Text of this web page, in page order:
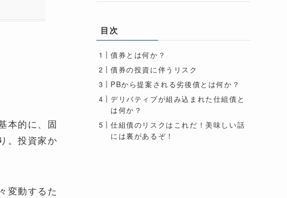
本的に、固
。投資家か
変動するた
目次
債券とは何か？
債券の投資に伴うリスク
PBから提案される劣後債とは何か？
デリバティブが組み込まれた仕組債と
は何か？
仕組債のリスクはこれだ！美味しい話
には裏があるぞ！